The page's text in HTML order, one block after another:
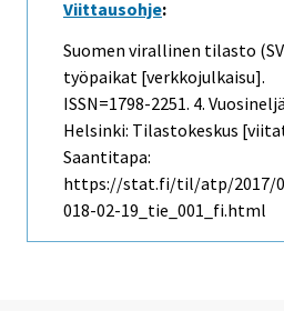
Viittausohje:
Suomen virallinen tilasto
työpaikat [verkkojulkaisu].
ISSN=1798-2251. 4.
Helsinki: Tilastokeskus
Saantitapa:
https://stat.fi/til/atp/2017/
018-02-19_tie_001_fi.html